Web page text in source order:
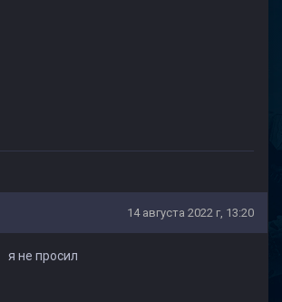
14 августа 2022 г, 13:20
я не просил